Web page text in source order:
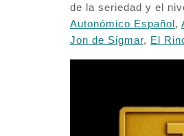
de la seriedad y el
Autonómico Español,
Jon de Sigmar, El